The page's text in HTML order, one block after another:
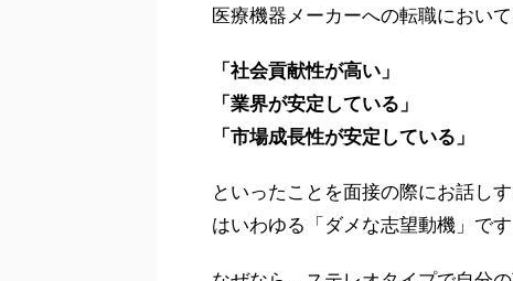
医療機器メーカーへの転職におい
「社会貢献性が高い」
「業界が安定している」
「市場成長性が安定している」
といったことを面接の際にお話し
はいわゆる「ダメな志望動機」です